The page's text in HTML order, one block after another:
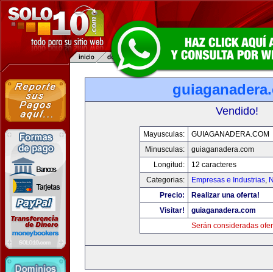
Vendido!
Mayusculas:
GUIAGANADERA.COM
Minusculas:
guiaganadera.com
Longitud:
12 caracteres
Categorias:
Empresas e Industrias,
Precio:
Realizar una oferta!
Visitar!
guiaganadera.com
Serán consideradas